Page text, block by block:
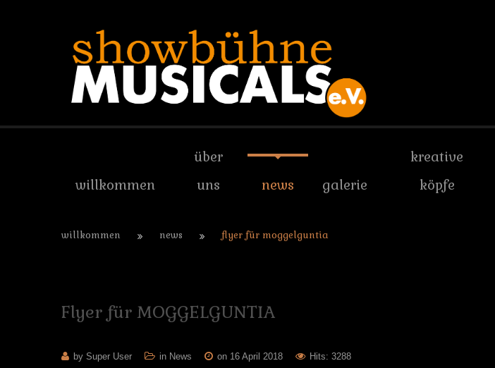
willkommen
über
uns
news galerie
kreative
köpfe
willkommen news flyer für moggelguntia
Flyer für MOGGELGUNTIA
by Super User in News on 16 April 2018 Hits: 3288